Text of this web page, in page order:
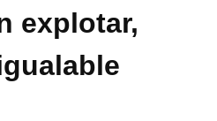
explotar,